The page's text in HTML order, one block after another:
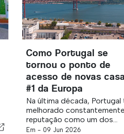
Como Portugal se
tornou o ponto de
acesso de novas
#1 da Europa
Na última década, Portugal
melhorado
reputação como um dos...
Em - 09 Jun 2026